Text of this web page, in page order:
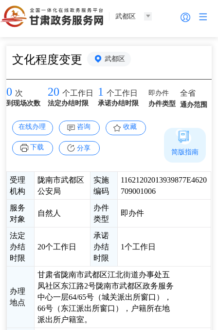
武都区
文化程度变更 武都区
0 次
到现场次数
20 个工作日
法定办结时限
1 个工作日
承诺办结时限
即办件
办件类型
全省
通办范围
在线办理 咨询 收藏
下载 分享
受理
机构
陇南市武都区
公安局
实施
编码
11621202013939877E4620
709001006
服务
对象
自然人
办件
类型
即办件
法定
办结
时限
20个工作日
承诺
办结
时限
1个工作日
办理
地点
甘肃省陇南市武都区江北街道办事处五
凤社区东江路2号陇南市武都区政务服务
中心一层64/65号（城关派出所窗口），
66号（东江派出所窗口），户籍所在地
派出所户籍室。
简版指南